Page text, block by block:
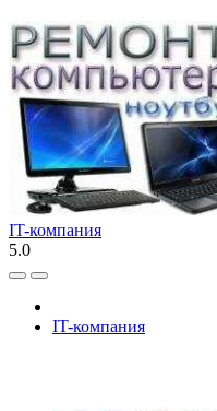
IT-компания
5.0
IT-компания